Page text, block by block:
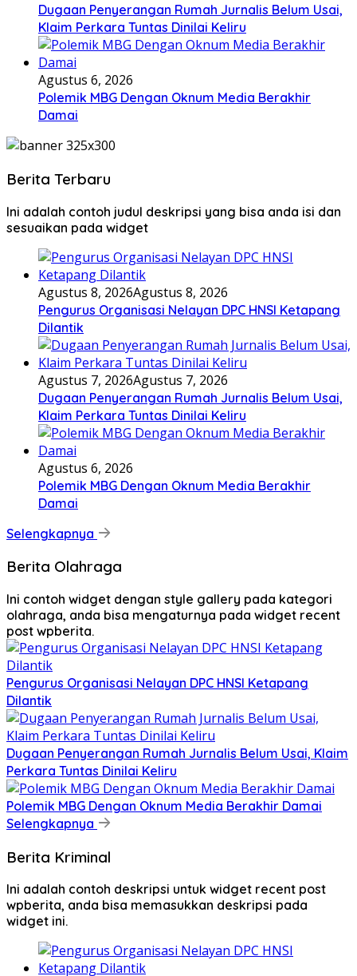
Dugaan Penyerangan Rumah Jurnalis Belum Usai,
Klaim Perkara Tuntas Dinilai Keliru
Agustus 6, 2026
Polemik MBG Dengan Oknum Media Berakhir
Damai
Berita Terbaru
Ini adalah contoh judul deskripsi yang bisa anda isi dan
sesuaikan pada widget
Agustus 8, 2026Agustus 8, 2026
Pengurus Organisasi Nelayan DPC HNSI Ketapang
Dilantik
Agustus 7, 2026Agustus 7, 2026
Dugaan Penyerangan Rumah Jurnalis Belum Usai,
Klaim Perkara Tuntas Dinilai Keliru
Agustus 6, 2026
Polemik MBG Dengan Oknum Media Berakhir
Damai
Selengkapnya
Berita Olahraga
Ini contoh widget dengan style gallery pada kategori
olahraga, anda bisa mengaturnya pada widget recent
post wpberita.
Pengurus Organisasi Nelayan DPC HNSI Ketapang
Dilantik
Dugaan Penyerangan Rumah Jurnalis Belum Usai, Klaim
Perkara Tuntas Dinilai Keliru
Polemik MBG Dengan Oknum Media Berakhir Damai
Selengkapnya
Berita Kriminal
Ini adalah contoh deskripsi untuk widget recent post
wpberita, anda bisa memasukkan deskripsi pada
widget ini.